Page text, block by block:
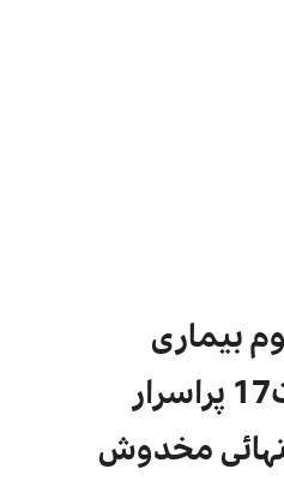
بیماری
سے13بچوں سمیت17 پراسرار
مخدوش